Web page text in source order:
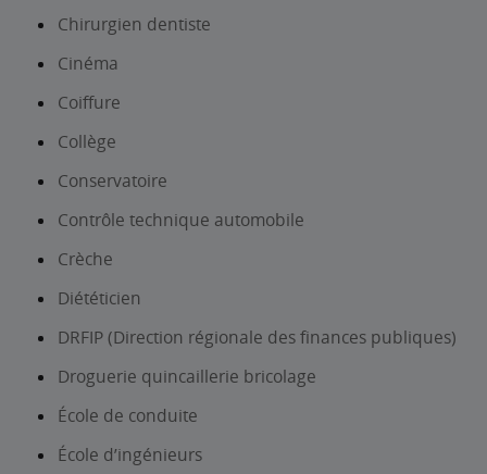
Chirurgien dentiste
Cinéma
Coiffure
Collège
Conservatoire
Contrôle technique automobile
Crèche
Diététicien
DRFIP (Direction régionale des finances publiques)
Droguerie quincaillerie bricolage
École de conduite
École d’ingénieurs